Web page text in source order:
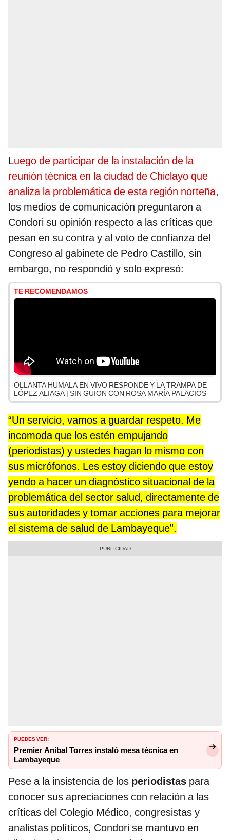
Luego de participar de la instalación de la
reunión técnica en la ciudad de Chiclayo que
analiza la problemática de esta región norteña,
los medios de comunicación preguntaron a
Condori su opinión respecto a las críticas que
pesan en su contra y al voto de confianza del
Congreso al gabinete de Pedro Castillo, sin
embargo, no respondió y solo expresó:
TE RECOMENDAMOS
OLLANTA HUMALA EN VIVO RESPONDE Y LA TRAMPA DE
LÓPEZ ALIAGA | SIN GUION CON ROSA MARÍA PALACIOS
“Un servicio, vamos a guardar respeto. Me
incomoda que los estén empujando
(periodistas) y ustedes hagan lo mismo con
sus micrófonos. Les estoy diciendo que estoy
yendo a hacer un diagnóstico situacional de la
problemática del sector salud, directamente de
sus autoridades y tomar acciones para mejorar
el sistema de salud de Lambayeque”.
PUEDES VER:
Premier Aníbal Torres instaló mesa técnica en
Lambayeque
Pese a la insistencia de los periodistas para
conocer sus apreciaciones con relación a las
críticas del Colegio Médico, congresistas y
analistas políticos, Condori se mantuvo en